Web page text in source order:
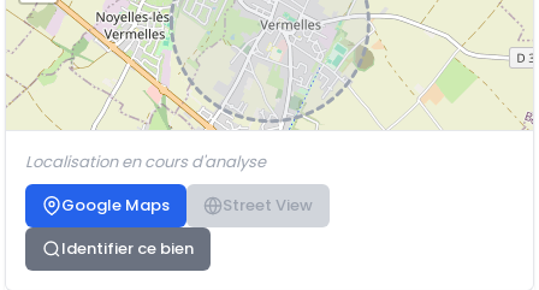
Localisation en cours d'analyse
Google Maps
Street View
Identifier ce bien